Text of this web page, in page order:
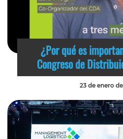
¿Por qué es
Congreso de
23 de enero